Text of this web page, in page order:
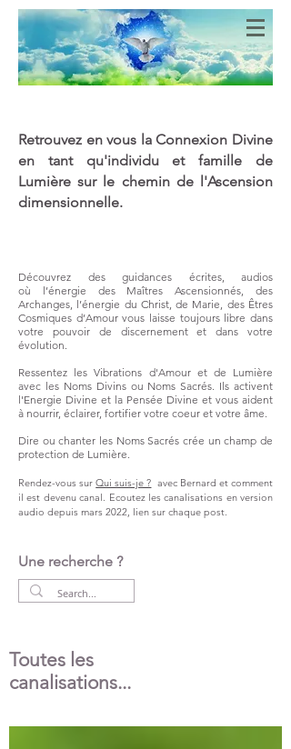
Bien-Aimés
COEURS DE LUMIERE
Retrouvez en vous la Connexion Divine
en tant qu'individu et famille de
Lumière sur le chemin de l'Ascension
dimensionnelle.
Découvrez des guidances écrites, audios
où l’énergie des Maîtres Ascensionnés, des
Archanges, l’énergie du Christ, de Marie, des Êtres
Cosmiques d’Amour vous laisse toujours libre dans
votre pouvoir de discernement et dans votre
évolution.
Ressentez les Vibrations d'Amour et de Lumière
avec les Noms Divins ou Noms Sacrés. Ils activent
l'Energie Divine et la Pensée Divine et vous aident
à nourrir, éclairer, fortifier votre coeur et votre âme.
Dire ou chanter les Noms Sacrés crée un champ de
protection de Lumière.
Rendez-vous surQui suis-je ? avec Bernard et comment
il est devenu canal. Ecoutez les canalisations en version
audio depuis mars 2022, lien sur chaque post.
Une recherche ?
Toutes les
canalisations...